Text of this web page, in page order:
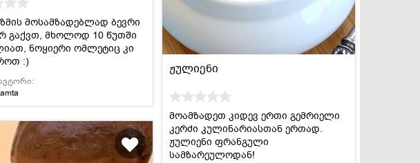
მოსამზადებლად ბევრი
გაქვთ, მხოლოდ 10 წუთში
ნოყიერი ომლეტიც კი
:)
ჟულიენი
მოამზადეთ კიდევ ერთი გემრიელი
კერძი კულინარიასთან ერთად.
ჟულიენი ფრანგული
სამზარეულოდან!